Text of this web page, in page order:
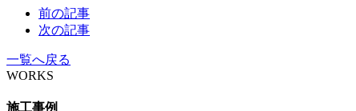
前の記事
次の記事
一覧へ戻る
WORKS
施工事例